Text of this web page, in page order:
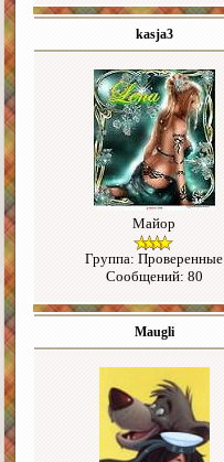
kasja3
Майор
Группа: Проверенные
Сообщений: 80
Maugli